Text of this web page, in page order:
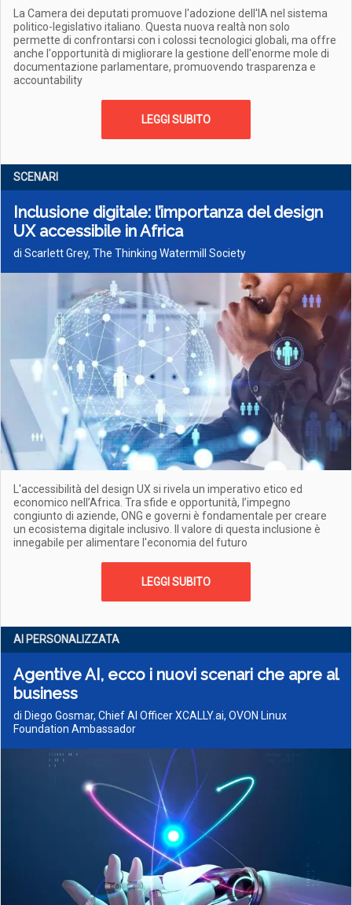
La Camera dei deputati promuove l'adozione dell'IA nel sistema
politico-legislativo italiano. Questa nuova realtà non solo
permette di confrontarsi con i colossi tecnologici globali, ma offre
anche l'opportunità di migliorare la gestione dell'enorme mole di
documentazione parlamentare, promuovendo trasparenza e
accountability
LEGGI SUBITO
SCENARI
Inclusione digitale: l’importanza del design
UX accessibile in Africa
di Scarlett Grey, The Thinking Watermill Society
L'accessibilità del design UX si rivela un imperativo etico ed
economico nell’Africa. Tra sfide e opportunità, l’impegno
congiunto di aziende, ONG e governi è fondamentale per creare
un ecosistema digitale inclusivo. Il valore di questa inclusione è
innegabile per alimentare l'economia del futuro
LEGGI SUBITO
AI PERSONALIZZATA
Agentive AI, ecco i nuovi scenari che apre al
business
di Diego Gosmar, Chief AI Officer XCALLY.ai, OVON Linux
Foundation Ambassador